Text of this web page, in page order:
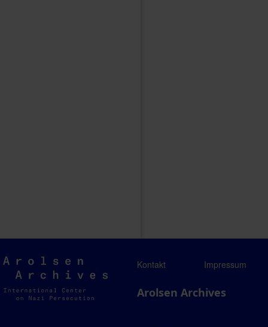
Arolsen
Archives
Kontakt Impressum
Arolsen Archives